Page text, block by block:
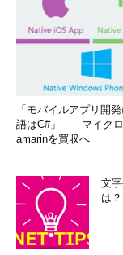
「モバイルアプリ開
語はC#」――マイク
amarinを買収へ
文
は